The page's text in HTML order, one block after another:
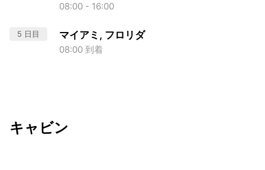
08:00 - 16:00
5 日目 マイアミ, フロリダ
08:00 到着
キャビン